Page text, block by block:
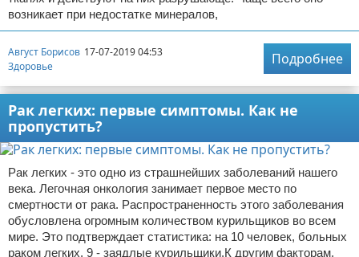
возникает при недостатке минералов,
Август Борисов 17-07-2019 04:53
Здоровье
Подробнее
Рак легких: первые симптомы. Как не
пропустить?
Рак легких - это одно из страшнейших заболеваний нашего
века. Легочная онкология занимает первое место по
смертности от рака. Распространенность этого заболевания
обусловлена огромным количеством курильщиков во всем
мире. Это подтверждает статистика: на 10 человек, больных
раком легких, 9 - заядлые курильщики.К другим факторам,